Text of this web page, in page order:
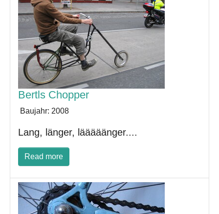
Bertls Chopper
Baujahr: 2008
Lang, länger, lääääänger....
Read more